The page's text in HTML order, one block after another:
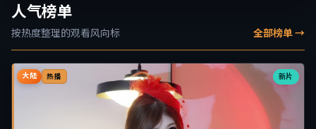
人气榜单
按热度整理的观看风向标 全部榜单 →
新片
大陆 热播